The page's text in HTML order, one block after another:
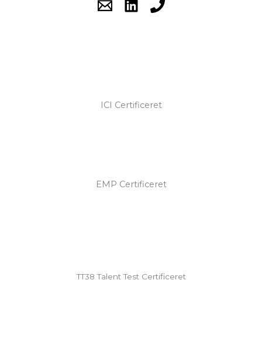
ICI Certificeret
EMP Certificeret
TT38 Talent Test Certificeret